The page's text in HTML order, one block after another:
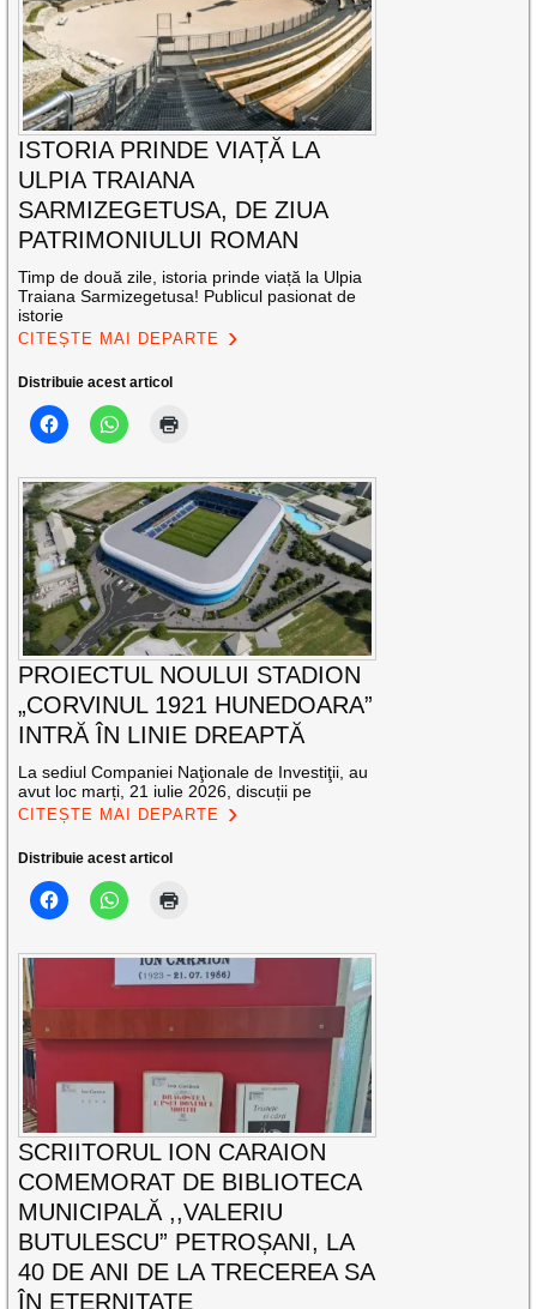
ISTORIA PRINDE VIAȚĂ LA
ULPIA TRAIANA
SARMIZEGETUSA, DE ZIUA
PATRIMONIULUI ROMAN
Timp de două zile, istoria prinde viață la Ulpia
Traiana Sarmizegetusa! Publicul pasionat de
istorie
CITEȘTE MAI DEPARTE
Distribuie acest articol
PROIECTUL NOULUI STADION
„CORVINUL 1921 HUNEDOARA”
INTRĂ ÎN LINIE DREAPTĂ
La sediul Companiei Naţionale de Investiţii, au
avut loc marți, 21 iulie 2026, discuții pe
CITEȘTE MAI DEPARTE
Distribuie acest articol
SCRIITORUL ION CARAION
COMEMORAT DE BIBLIOTECA
MUNICIPALĂ ,,VALERIU
BUTULESCU” PETROȘANI, LA
40 DE ANI DE LA TRECEREA SA
ÎN ETERNITATE